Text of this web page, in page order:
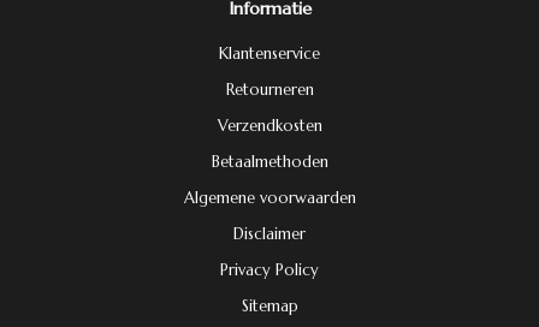
Informatie
Klantenservice
Retourneren
Verzendkosten
Betaalmethoden
Algemene voorwaarden
Disclaimer
Privacy Policy
Sitemap